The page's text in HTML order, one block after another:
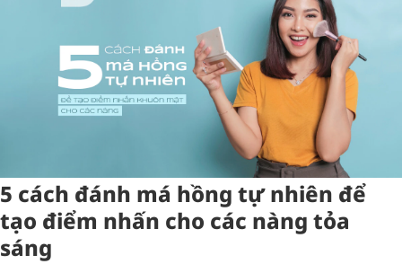
5 cách đánh má hồng tự nhiên để
tạo điểm nhấn cho các nàng tỏa
sáng